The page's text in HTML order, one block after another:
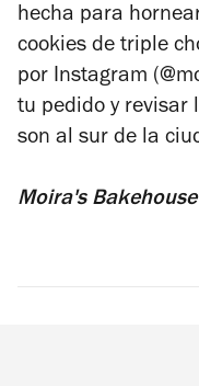
hecha para
cookies de triple
por Instagram
tu pedido y revisar
son al sur de la
Moira's Bakehouse